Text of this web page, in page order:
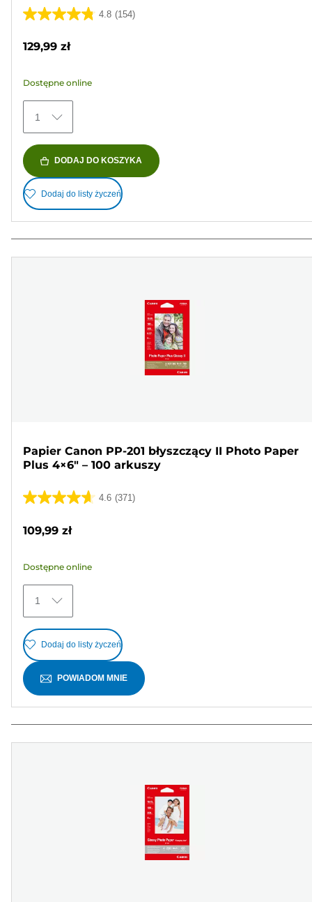
4.8 (154)
4.8
154
Recenzji
129,99 zł
Dostępne online
1
DODAJ DO KOSZYKA
Dodaj do listy życzeń
Papier Canon PP-201 błyszczący II Photo Paper
Plus 4×6" – 100 arkuszy
4.6 (371)
4.6
5
371
Recenzji
109,99 zł
Dostępne online
1
Dodaj do listy życzeń
POWIADOM MNIE